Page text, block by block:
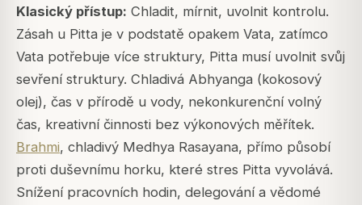
Klasický přístup: Chladit, mírnit, uvolnit kontrolu.
Zásah u Pitta je v podstatě opakem Vata, zatímco
Vata potřebuje více struktury, Pitta musí uvolnit svůj
sevření struktury. Chladivá Abhyanga (kokosový
olej), čas v přírodě u vody, nekonkurenční volný
čas, kreativní činnosti bez výkonových měřítek.
Brahmi, chladivý Medhya Rasayana, přímo působí
proti duševnímu horku, které stres Pitta vyvolává.
Snížení pracovních hodin, delegování a vědomé